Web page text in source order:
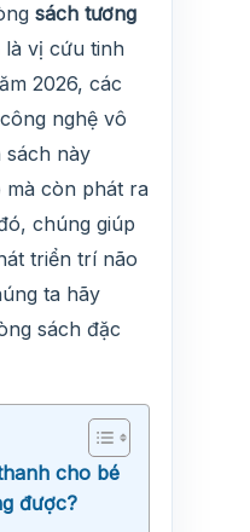
sách tương
là vị cứu tinh
2026, các
nghệ vô
sách này
còn phát ra
chúng giúp
triển trí não
ta hãy
sách đặc
cho bé
được?